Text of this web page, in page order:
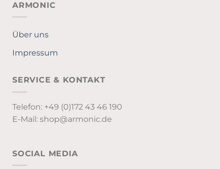
ARMONIC
Über uns
Impressum
SERVICE & KONTAKT
Telefon: +49 (0)172 43 46 190
E-Mail: shop@armonic.de
SOCIAL MEDIA